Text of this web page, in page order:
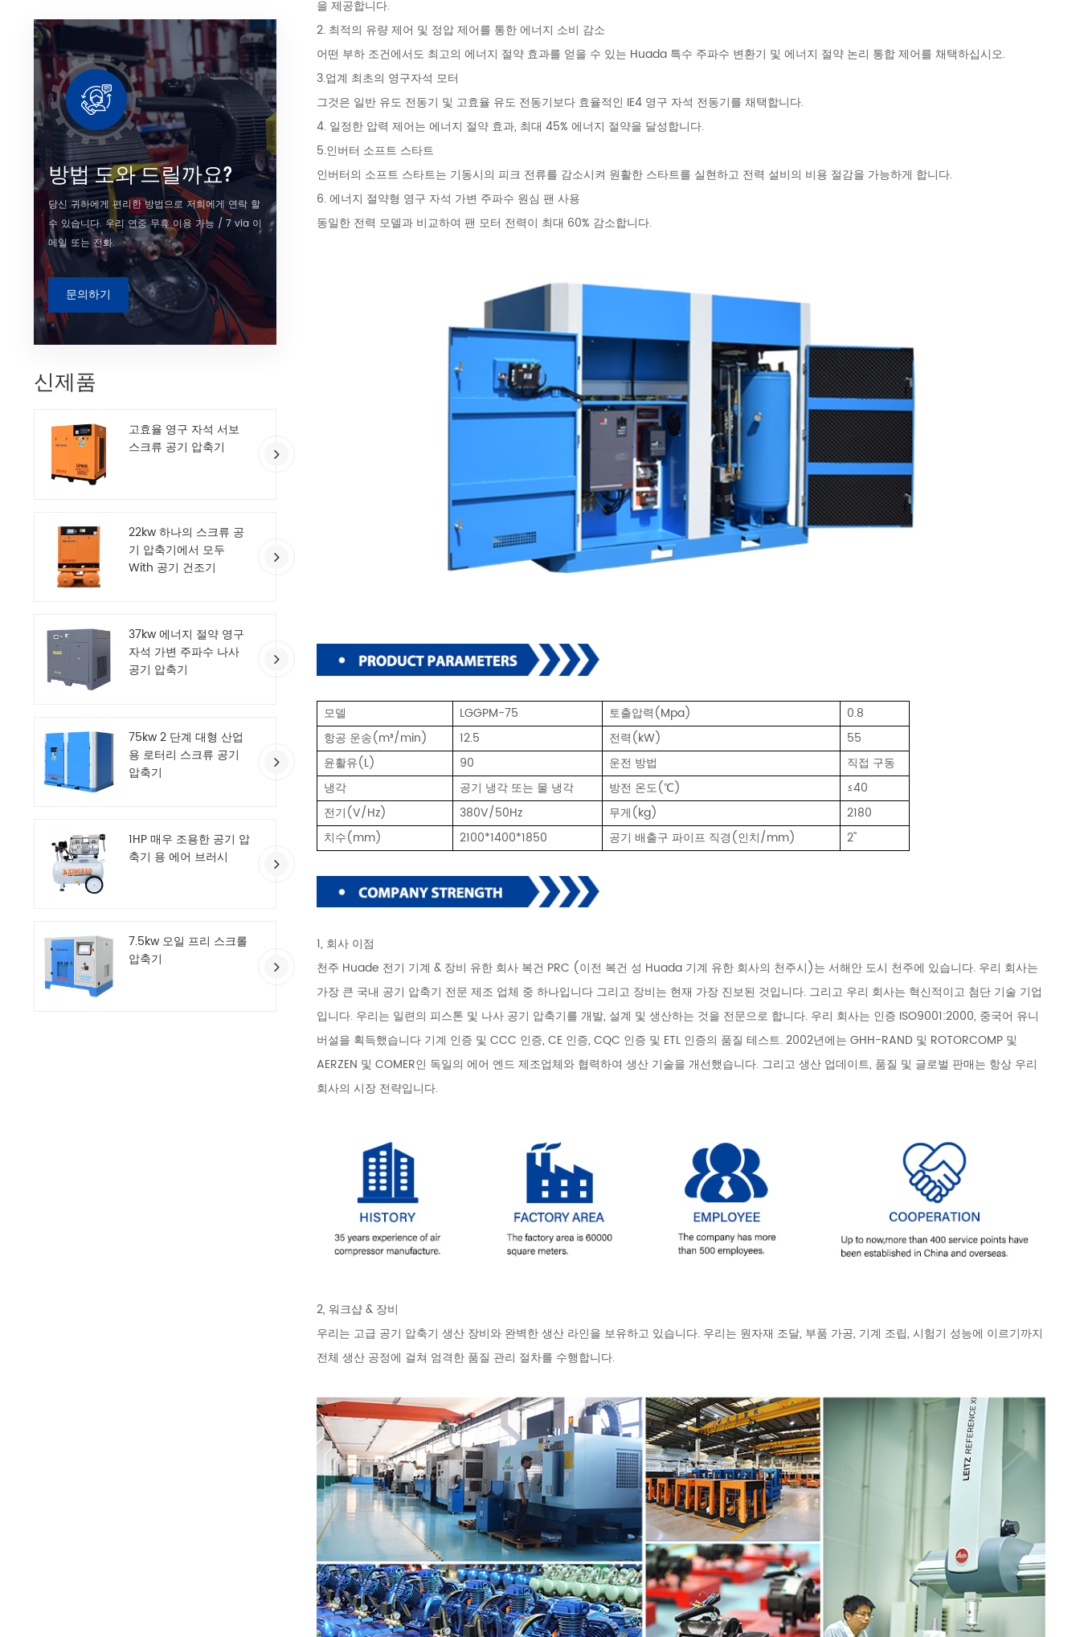
방법 도와 드릴까요?
당신 귀하에게 편리한 방법으로 저희에게 연락 할
수 있습니다. 우리 연중 무휴 이용 가능 / 7 via 이
메일 또는 전화.
문의하기
신제품
고효율 영구 자석 서보
스크류 공기 압축기
22kw 하나의 스크류 공
기 압축기에서 모두
With 공기 건조기
37kw 에너지 절약 영구
자석 가변 주파수 나사
공기 압축기
75kw 2 단계 대형 산업
용 로터리 스크류 공기
압축기
1HP 매우 조용한 공기 압
축기 용 에어 브러시
7.5kw 오일 프리 스크롤
압축기
을 제공합니다.
2. 최적의 유량 제어 및 정압 제어를 통한 에너지 소비 감소
어떤 부하 조건에서도 최고의 에너지 절약 효과를 얻을 수 있는 Huada 특수 주파수 변환기 및 에너지 절약 논리 통합 제어를 채택하십시오.
3.업계 최초의 영구자석 모터
그것은 일반 유도 전동기 및 고효율 유도 전동기보다 효율적인 IE4 영구 자석 전동기를 채택합니다.
4. 일정한 압력 제어는 에너지 절약 효과, 최대 45% 에너지 절약을 달성합니다.
5.인버터 소프트 스타트
인버터의 소프트 스타트는 기동시의 피크 전류를 감소시켜 원활한 스타트를 실현하고 전력 설비의 비용 절감을 가능하게 합니다.
6. 에너지 절약형 영구 자석 가변 주파수 원심 팬 사용
동일한 전력 모델과 비교하여 팬 모터 전력이 최대 60% 감소합니다.
모델 LGGPM-75 토출압력(Mpa)
0.8
항공 운송(m³/min)
12.5 전력(kW)
55
윤활유(L)
90 운전 방법
직접 구동
냉각
공기 냉각 또는 물 냉각 방전 온도(℃)
≤40
전기(V/Hz)
380V/50Hz 무게(kg)
2180
치수(mm)
2100*1400*1850 공기 배출구 파이프 직경(인치/mm) 2''
1, 회사 이점
천주 Huade 전기 기계 & 장비 유한 회사 복건 PRC (이전 복건 성 Huada 기계 유한 회사의 천주시)는 서해안 도시 천주에 있습니다. 우리 회사는
가장 큰 국내 공기 압축기 전문 제조 업체 중 하나입니다 그리고 장비는 현재 가장 진보된 것입니다. 그리고 우리 회사는 혁신적이고 첨단 기술 기업
입니다. 우리는 일련의 피스톤 및 나사 공기 압축기를 개발, 설계 및 생산하는 것을 전문으로 합니다. 우리 회사는 인증 ISO9001:2000, 중국어 유니
버설을 획득했습니다 기계 인증 및 CCC 인증, CE 인증, CQC 인증 및 ETL 인증의 품질 테스트. 2002년에는 GHH-RAND 및 ROTORCOMP 및
AERZEN 및 COMER인 독일의 에어 엔드 제조업체와 협력하여 생산 기술을 개선했습니다. 그리고 생산 업데이트, 품질 및 글로벌 판매는 항상 우리
회사의 시장 전략입니다.
2, 워크샵 & 장비
우리는 고급 공기 압축기 생산 장비와 완벽한 생산 라인을 보유하고 있습니다. 우리는 원자재 조달, 부품 가공, 기계 조립, 시험기 성능에 이르기까지
전체 생산 공정에 걸쳐 엄격한 품질 관리 절차를 수행합니다.